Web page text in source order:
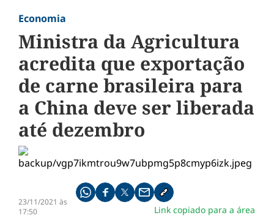
Economia
Ministra da Agricultura
acredita que exportação
de carne brasileira para
a China deve ser liberada
até dezembro
23/11/2021 às
17:50
Compartilhe pelo whatsapp
Compartilhar no facebook
Compartilhar no twitter
Compartilhe pelo email
Copiar link da notícia
Link copiado para a área